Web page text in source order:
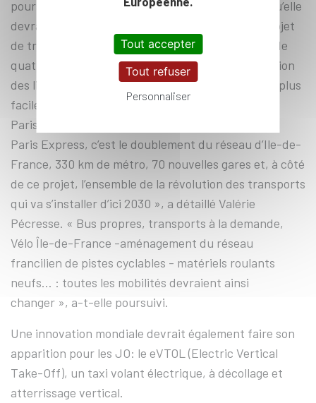
poursuivra ensuite, avec toutes les innovations qu’elle
devrait engendrer. Le Grand Paris Express, ce projet
de transport public et d’aménagement, composé de
quatre lignes de métro automatique et de l’extension
des lignes 11 et 14, permettra ainsi de se déplacer plus
facilement de banlieue à banlieue sans passer par
Paris et de limiter l’usage de la voiture. « Le Grand
Paris Express, c’est le doublement du réseau d’Ile-de-
France, 330 km de métro, 70 nouvelles gares et, à côté
de ce projet, l’ensemble de la révolution des transports
qui va s’installer d’ici 2030 », a détaillé Valérie
Pécresse. « Bus propres, transports à la demande,
Vélo Île-de-France -aménagement du réseau
francilien de pistes cyclables - matériels roulants
neufs… : toutes les mobilités devraient ainsi
changer », a-t-elle poursuivi.
Une innovation mondiale devrait également faire son
apparition pour les JO: le eVTOL (Electric Vertical
Take-Off), un taxi volant électrique, à décollage et
atterrissage vertical.
Tout accepter
Tout refuser
Personnaliser